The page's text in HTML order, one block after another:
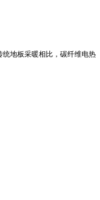
地板采暖相比， 碳纤维电热